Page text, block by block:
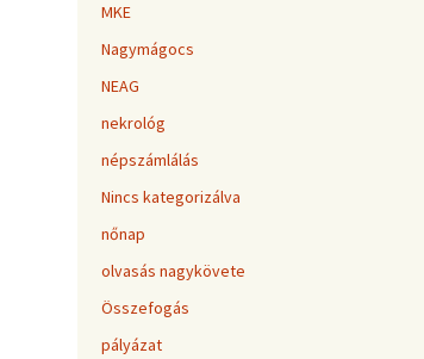
MKE
Nagymágocs
NEAG
nekrológ
népszámlálás
Nincs kategorizálva
nőnap
olvasás nagykövete
Összefogás
pályázat